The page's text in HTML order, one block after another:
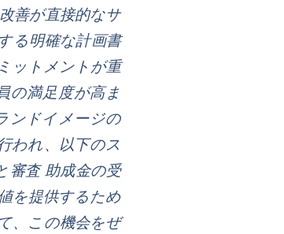
善が直接的なサ
る明確な計画書
ットメントが重
の満足度が高ま
ンドイメージの
われ、以下のス
審査 助成金の受
を提供するため
、この機会をぜ